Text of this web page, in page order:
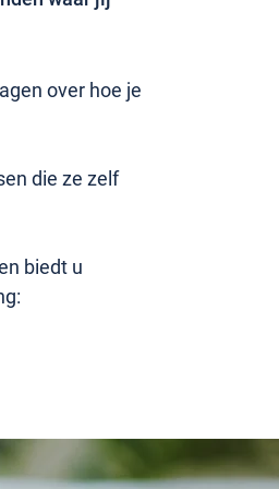
over hoe je
die ze zelf
biedt u